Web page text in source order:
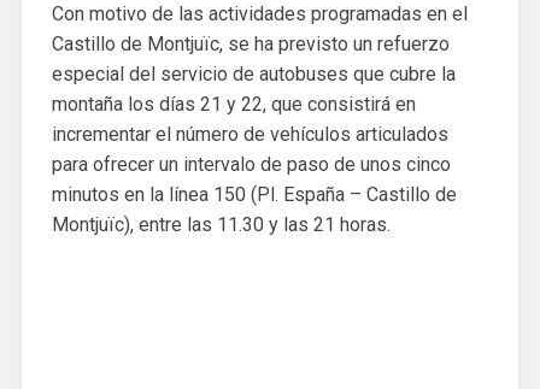
Con motivo de las actividades programadas en el
Castillo de Montjuïc, se ha previsto un refuerzo
especial del servicio de autobuses que cubre la
montaña los días 21 y 22, que consistirá en
incrementar el número de vehículos articulados
para ofrecer un intervalo de paso de unos cinco
minutos en la línea 150 (Pl. España – Castillo de
Montjuïc), entre las 11.30 y las 21 horas.